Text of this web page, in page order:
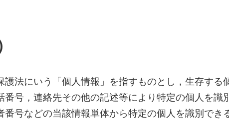
護法にいう「個人情報」を指すものとし，生存す
番号，連絡先その他の記述等により特定の個人を
号などの当該情報単体から特定の個人を識別でき